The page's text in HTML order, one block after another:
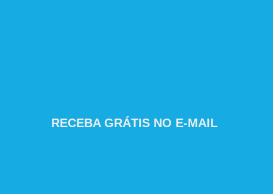
RECEBA GRÁTIS NO E-MAIL